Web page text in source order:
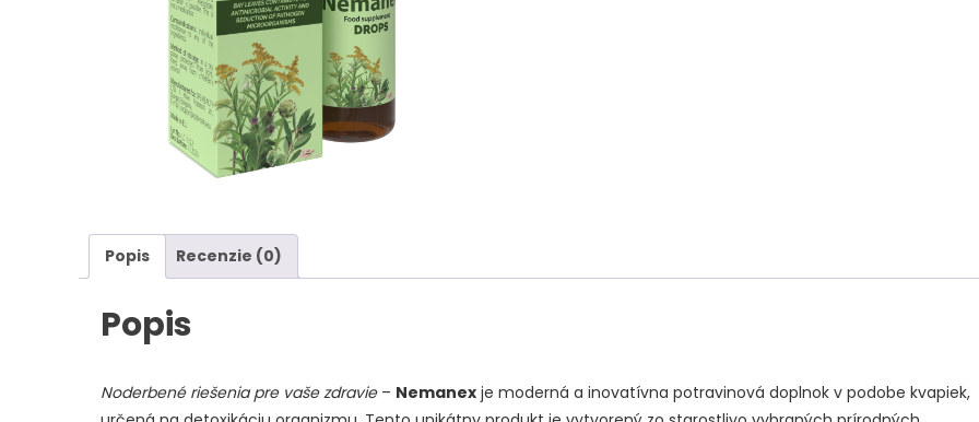
Popis Recenzie (0)
Popis
Noderbené riešenia pre vaše zdravie– Nemanex je moderná a inovatívna potravinová doplnok v podobe kvapiek,